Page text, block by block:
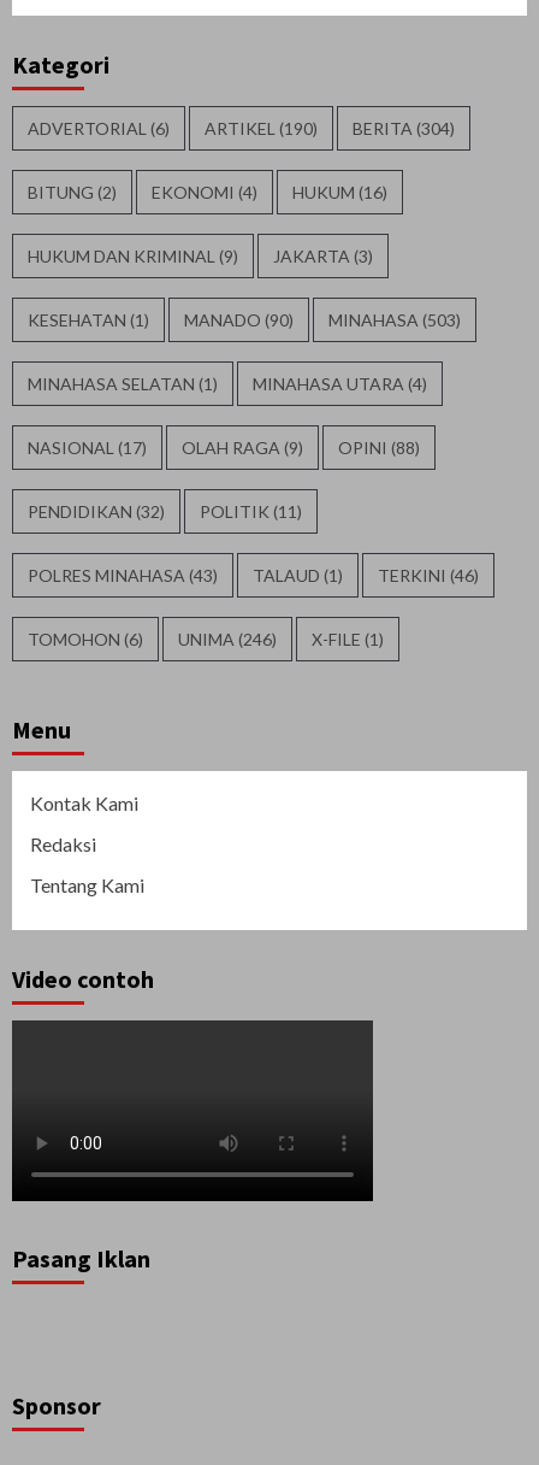
Kategori
ADVERTORIAL (6) ARTIKEL (190) BERITA (304)
BITUNG (2) EKONOMI (4) HUKUM (16)
HUKUM DAN KRIMINAL (9) JAKARTA (3)
KESEHATAN (1) MANADO (90) MINAHASA (503)
MINAHASA SELATAN (1) MINAHASA UTARA (4)
NASIONAL (17) OLAH RAGA (9) OPINI (88)
PENDIDIKAN (32) POLITIK (11)
POLRES MINAHASA (43) TALAUD (1) TERKINI (46)
TOMOHON (6) UNIMA (246) X-FILE (1)
Menu
Kontak Kami
Redaksi
Tentang Kami
Video contoh
Pasang Iklan
Sponsor